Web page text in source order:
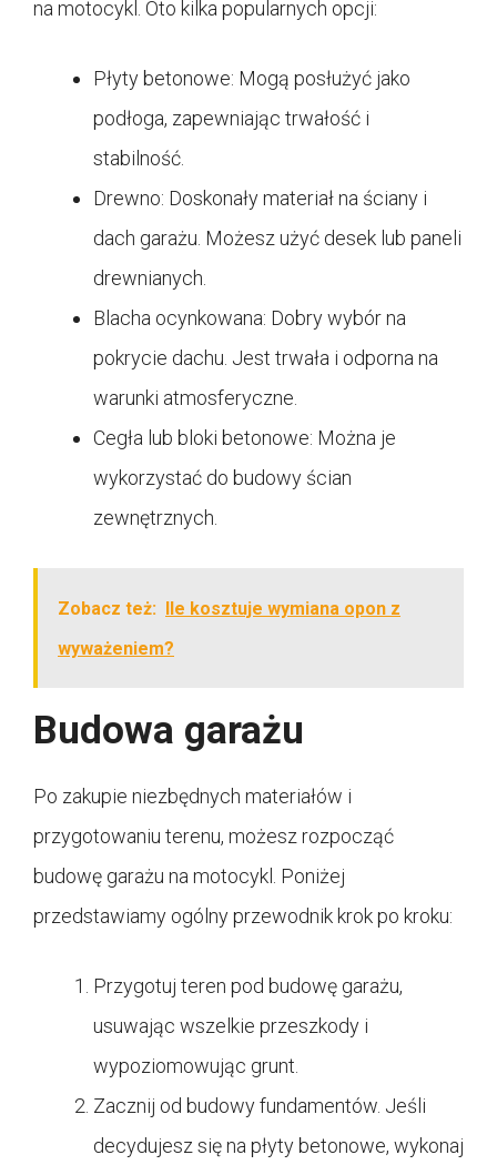
na motocykl. Oto kilka popularnych opcji:
Płyty betonowe: Mogą posłużyć jako
podłoga, zapewniając trwałość i
stabilność.
Drewno: Doskonały materiał na ściany i
dach garażu. Możesz użyć desek lub paneli
drewnianych.
Blacha ocynkowana: Dobry wybór na
pokrycie dachu. Jest trwała i odporna na
warunki atmosferyczne.
Cegła lub bloki betonowe: Można je
wykorzystać do budowy ścian
zewnętrznych.
Zobacz też: Ile kosztuje wymiana opon z
wyważeniem?
Budowa garażu
Po zakupie niezbędnych materiałów i
przygotowaniu terenu, możesz rozpocząć
budowę garażu na motocykl. Poniżej
przedstawiamy ogólny przewodnik krok po kroku:
Przygotuj teren pod budowę garażu,
usuwając wszelkie przeszkody i
wypoziomowując grunt.
Zacznij od budowy fundamentów. Jeśli
decydujesz się na płyty betonowe, wykonaj